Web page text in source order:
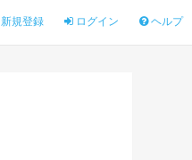
新規登録 ログイン ヘルプ